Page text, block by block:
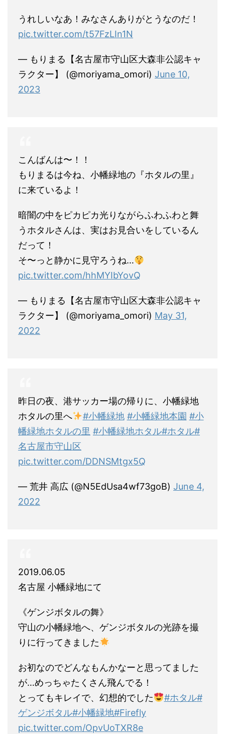
うれしいなあ！みなさんありがとうなのだ！
pic.twitter.com/t57FzLIn1N
— もりまる【名古屋市守山区大森非公認キャ
ラクター】 (@moriyama_omori) June 10,
2023
こんばんは〜！！
もりまるは今ね、小幡緑地の『ホタルの里』
に来ているよ！
暗闇の中をピカピカ光りながらふわふわと舞
うホタルさんは、実はお見合いをしているん
だって！
そ〜っと静かに見守ろうね…
pic.twitter.com/hhMYIbYovQ
— もりまる【名古屋市守山区大森非公認キャ
ラクター】 (@moriyama_omori) May 31,
2022
昨日の夜、港サッカー場の帰りに、小幡緑地
ホタルの里へ
#小幡緑地 #小幡緑地本園 #小
幡緑地ホタルの里 #小幡緑地ホタル#ホタル#
名古屋市守山区
pic.twitter.com/DDNSMtgx5Q
— 荒井 高広 (@N5EdUsa4wf73goB) June 4,
2022
2019.06.05
名古屋 小幡緑地にて
《ゲンジボタルの舞》
守山の小幡緑地へ、ゲンジボタルの光跡を撮
りに行ってきました
お初なのでどんなもんかなーと思ってました
が…めっちゃたくさん飛んでる！
とってもキレイで、幻想的でした
#ホタル#
ゲンジボタル#小幡緑地#Firefly
pic.twitter.com/OpvUoTXR8e